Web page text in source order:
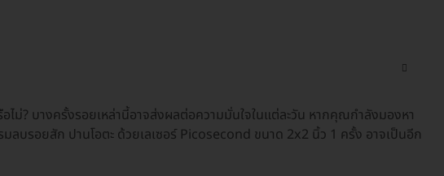
ไม่? บางครั้งรอยเหล่านี้อาจส่งผลต่อความมั่นใจในแต่ละวัน หากคุณกำลังมองหา
ลบรอยสัก ปานโอตะ ด้วยเลเซอร์ Picosecond ขนาด 2x2 นิ้ว 1 ครั้ง อาจเป็นอีก